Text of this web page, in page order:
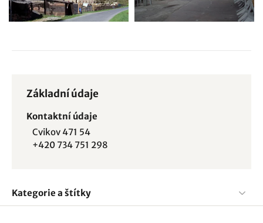
Základní údaje
Kontaktní údaje
Cvikov 471 54
+420 734 751 298
Kategorie a štítky